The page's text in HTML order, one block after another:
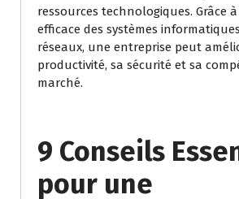
ressources technologiques. Grâce
efficace des systèmes
réseaux, une entreprise peut
productivité, sa sécurité et sa
marché.
9 Conseils
pour une